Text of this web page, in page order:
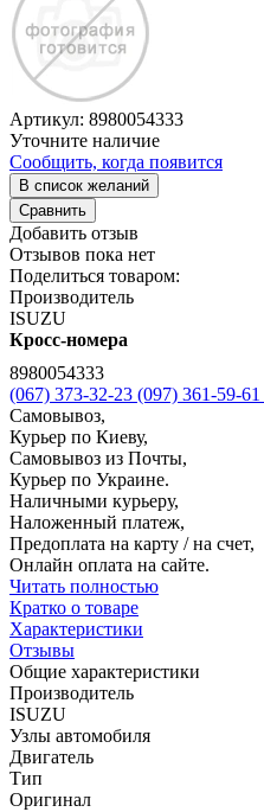
Артикул: 8980054333
Уточните наличие
Сообщить, когда появится
В список желаний
Сравнить
Добавить отзыв
Отзывов пока нет
Поделиться товаром:
Производитель
ISUZU
Кросс-номера
8980054333
(067) 373-32-23 (097) 361-59-61
Самовывоз,
Курьер по Киеву,
Самовывоз из Почты,
Курьер по Украине.
Наличными курьеру,
Наложенный платеж,
Предоплата на карту / на счет,
Онлайн оплата на сайте.
Читать полностью
Кратко о товаре
Характеристики
Отзывы
Общие характеристики
Производитель
ISUZU
Узлы автомобиля
Двигатель
Тип
Оригинал